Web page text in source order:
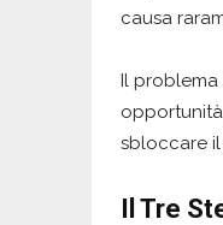
causa
Il problema
sbloccare il
Il Tre